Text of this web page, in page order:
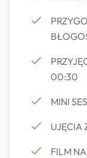
00:30
MINI
UJĘCIA
FILM